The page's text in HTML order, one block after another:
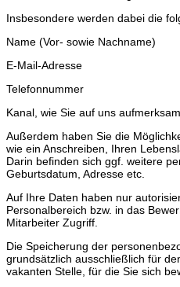
Insbesondere werden dabei die
Name (Vor- sowie Nachname)
E-Mail-Adresse
Telefonnummer
Kanal, wie Sie auf uns
Außerdem haben Sie die
wie ein Anschreiben, Ihren
Darin befinden sich ggf. weitere
Geburtsdatum, Adresse etc.
Auf Ihre Daten haben nur
Personalbereich bzw. in das
Mitarbeiter Zugriff.
Die Speicherung der
grundsätzlich ausschließlich für
vakanten Stelle, für die Sie sich